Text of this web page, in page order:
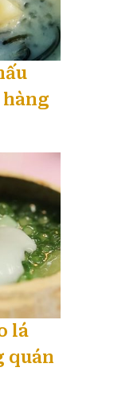
hàng
lá
quán